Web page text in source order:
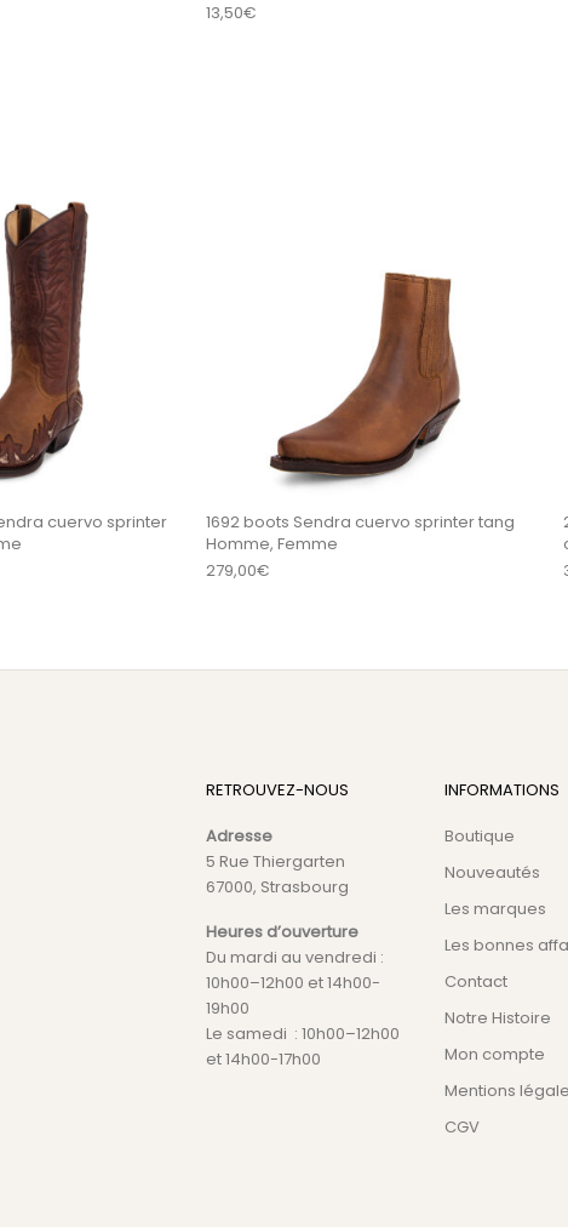
13,50€
Les options peuvent être choisies sur la
cuervo sprinter
Ce produit a plusieurs variations. Les
1692 boots Sendra cuervo sprinter tang
Homme, Femme
279,00€
Ce
RETROUVEZ-NOUS
Adresse
5 Rue Thiergarten
67000, Strasbourg
Heures d’ouverture
Du mardi au vendredi :
10h00–12h00 et 14h00-
19h00
Le samedi : 10h00–12h00
et 14h00-17h00
INFORMATIONS
Boutique
Nouveautés
Les marques
Les bonnes
Contact
Notre Histoire
Mon compte
Mentions
CGV